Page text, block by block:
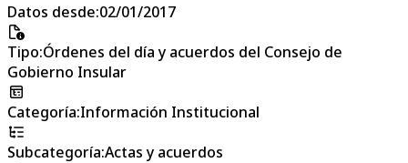
Datos desde:02/01/2017
Tipo:Órdenes del día y acuerdos del Consejo de
Gobierno Insular
Categoría:Información Institucional
Subcategoría:Actas y acuerdos